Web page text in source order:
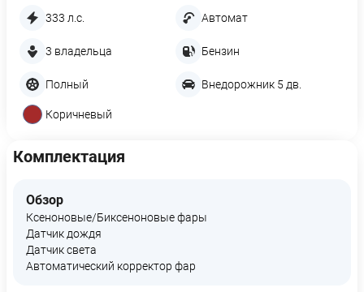
333 л.с. Автомат
3 владельца Бензин
Полный Внедорожник 5 дв.
Коричневый
Комплектация
Обзор
Ксеноновые/Биксеноновые фары
Датчик дождя
Датчик света
Автоматический корректор фар